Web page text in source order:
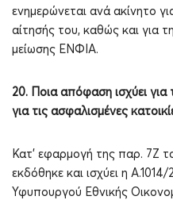
ενημερώνεται ανά ακίνητο
αίτησής του, καθώς και για
μείωσης ΕΝΦΙΑ.
20. Ποια απόφαση ισχύει
για τις ασφαλισμένες
Κατ’ εφαρμογή της παρ. 7Ζ
εκδόθηκε και ισχύει η
Υφυπουργού Εθνικής